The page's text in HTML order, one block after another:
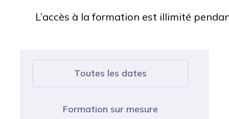
L’accès à la formation est illimité
Toutes les dates
Formation sur mesure